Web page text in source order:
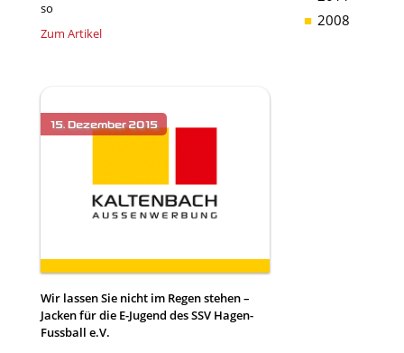
so
Zum Artikel
Wir lassen Sie nicht im Regen stehen –
Jacken für die E-Jugend des SSV Hagen-
Fussball e.V.
2008